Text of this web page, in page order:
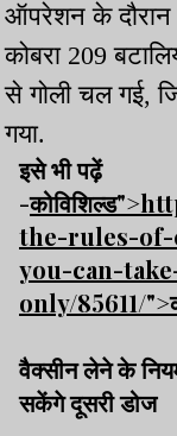
ऑपरेशन के दौरान
कोबरा 209
से गोली चल गई,
गया.
इसे भी पढ़ें
-
the-rules-of-
you-can-
only/85611/
वैक्सीन लेने के
सकेंगे दूसरी डोज